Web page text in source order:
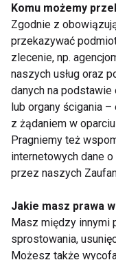
E-podręczniki
ratunkiem dla
problemów z
kręgosłupem!
Komu możemy
Zgodnie z
przekazywać
zlecenie, np.
naszych usług oraz
danych na
lub organy ścigania
z żądaniem w
Pragniemy też
internetowych dane
przez naszych
Jakie masz prawa
Masz między innymi
sprostowania,
Możesz także